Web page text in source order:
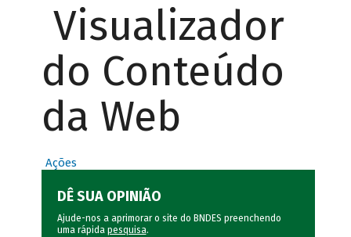
Visualizador
do Conteúdo
da Web
Ações
DÊ SUA OPINIÃO
Ajude-nos a aprimorar o site do BNDES preenchendo
uma rápida pesquisa.